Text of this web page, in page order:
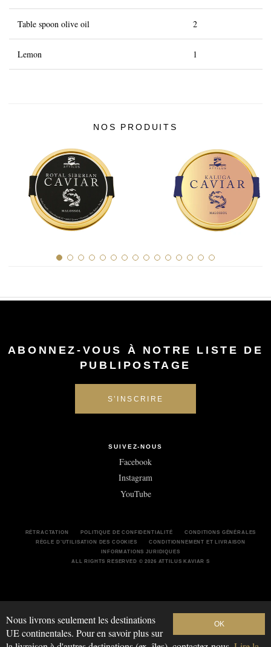
OK
Nous livrons seulement les destinations
UE continentales. Pour en savoir plus sur
Table spoon olive oil 2
Lemon 1
NOS PRODUITS
ABONNEZ-VOUS À NOTRE LISTE DE
PUBLIPOSTAGE
SUIVEZ-NOUS
Facebook
Instagram
YouTube
RÉTRACTATION POLITIQUE DE CONFIDENTIALITÉ
CONDITIONS GÉNÉRALES
RÈGLE D’UTILISATION DES COOKIES
CONDITIONNEMENT ET LIVRAISON
INFORMATIONS JURIDIQUES
ALL RIGHTS RESERVED © 2026 ATTILUS KAVIAR S